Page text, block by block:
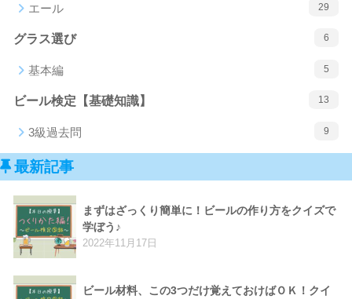
エール 29
グラス選び 6
基本編 5
ビール検定【基礎知識】 13
3級過去問 9
最新記事
まずはざっくり簡単に！ビールの作り方をクイズで
学ぼう♪
2022年11月17日
ビール材料、この3つだけ覚えておけばＯＫ！クイ